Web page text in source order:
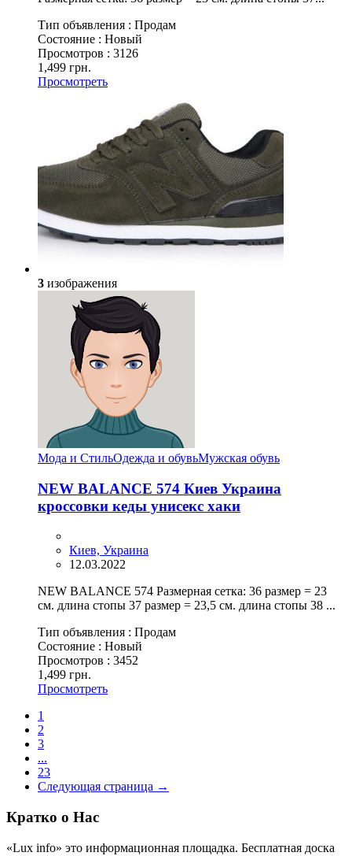
Тип объявления : Продам
Состояние : Новый
Просмотров : 3126
1,499 грн.
Просмотреть
3 изображения
Мода и СтильОдежда и обувьМужская обувь
NEW BALANCE 574 Киев Украина
кроссовки кеды унисекс хаки
Киев, Украина
12.03.2022
NEW BALANCE 574 Размерная сетка: 36 размер = 23
см. длина стопы 37 размер = 23,5 см. длина стопы 38 ...
Тип объявления : Продам
Состояние : Новый
Просмотров : 3452
1,499 грн.
Просмотреть
1
2
3
...
23
Следующая страница →
Кратко о Нас
«Lux info» это информационная площадка. Бесплатная доска